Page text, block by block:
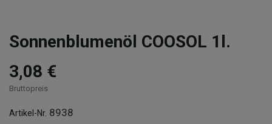
Sonnenblumenöl COOSOL 1l.
3,08 €
Bruttopreis
Artikel-Nr. 8938